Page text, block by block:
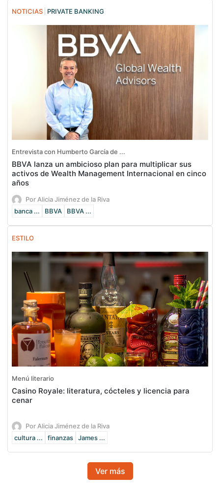
NOTICIAS PRIVATE BANKING
Entrevista con Humberto García de ...
BBVA lanza un ambicioso plan para multiplicar sus
activos de Wealth Management Internacional en cinco
años
Por Alicia Jiménez de la Riva
banca ...
BBVA BBVA ...
ESTILO
Menú literario
Casino Royale: literatura, cócteles y licencia para
cenar
Por Alicia Jiménez de la Riva
cultura ...
finanzas James ...
Ver más